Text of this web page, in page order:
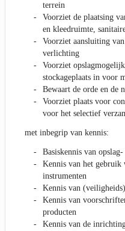
terrein
Voorziet de plaatsing
en kleedruimte,
Voorziet aansluiting
verlichting
Voorziet
stockageplaats in voor
Bewaart de orde en de
Voorziet plaats voor
voor het selectief
met inbegrip van kennis:
Basiskennis van
Kennis van het gebruik
instrumenten
Kennis van
Kennis van
producten
Kennis van de